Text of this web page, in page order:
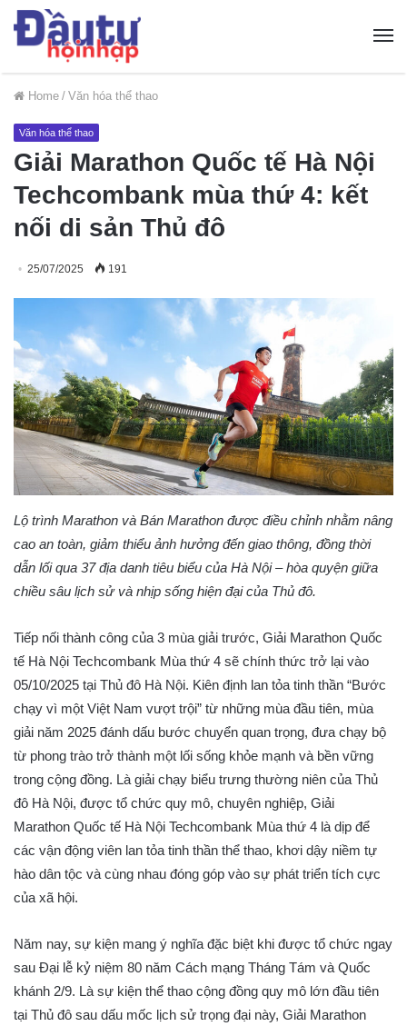
Home / Văn hóa thể thao
Văn hóa thể thao
Giải Marathon Quốc tế Hà Nội
Techcombank mùa thứ 4: kết
nối di sản Thủ đô
25/07/2025 191
Lộ trình Marathon và Bán Marathon được điều chỉnh nhằm nâng
cao an toàn, giảm thiểu ảnh hưởng đến giao thông, đồng thời
dẫn lối qua 37 địa danh tiêu biểu của Hà Nội – hòa quyện giữa
chiều sâu lịch sử và nhịp sống hiện đại của Thủ đô.
Tiếp nối thành công của 3 mùa giải trước, Giải Marathon Quốc
tế Hà Nội Techcombank Mùa thứ 4 sẽ chính thức trở lại vào
05/10/2025 tại Thủ đô Hà Nội. Kiên định lan tỏa tinh thần “Bước
chạy vì một Việt Nam vượt trội” từ những mùa đầu tiên, mùa
giải năm 2025 đánh dấu bước chuyển quan trọng, đưa chạy bộ
từ phong trào trở thành một lối sống khỏe mạnh và bền vững
trong cộng đồng. Là giải chạy biểu trưng thường niên của Thủ
đô Hà Nội, được tổ chức quy mô, chuyên nghiệp, Giải
Marathon Quốc tế Hà Nội Techcombank Mùa thứ 4 là dịp để
các vận động viên lan tỏa tinh thần thể thao, khơi dậy niềm tự
hào dân tộc và cùng nhau đóng góp vào sự phát triển tích cực
của xã hội.
Năm nay, sự kiện mang ý nghĩa đặc biệt khi được tổ chức ngay
sau Đại lễ kỷ niệm 80 năm Cách mạng Tháng Tám và Quốc
khánh 2/9. Là sự kiện thể thao cộng đồng quy mô lớn đầu tiên
tại Thủ đô sau dấu mốc lịch sử trọng đại này, Giải Marathon